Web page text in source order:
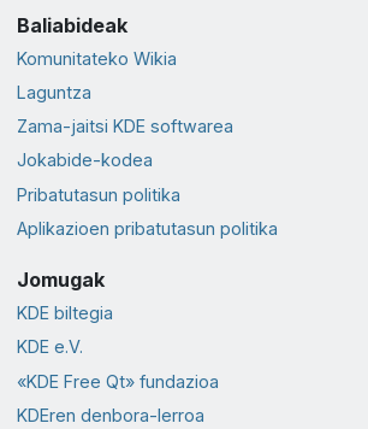
Baliabideak
Komunitateko Wikia
Laguntza
Zama-jaitsi KDE softwarea
Jokabide-kodea
Pribatutasun politika
Aplikazioen pribatutasun politika
Jomugak
KDE biltegia
KDE e.V.
«KDE Free Qt» fundazioa
KDEren denbora-lerroa